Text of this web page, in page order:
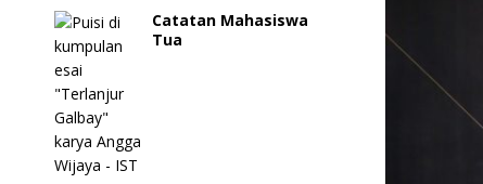
Catatan Mahasiswa
Tua